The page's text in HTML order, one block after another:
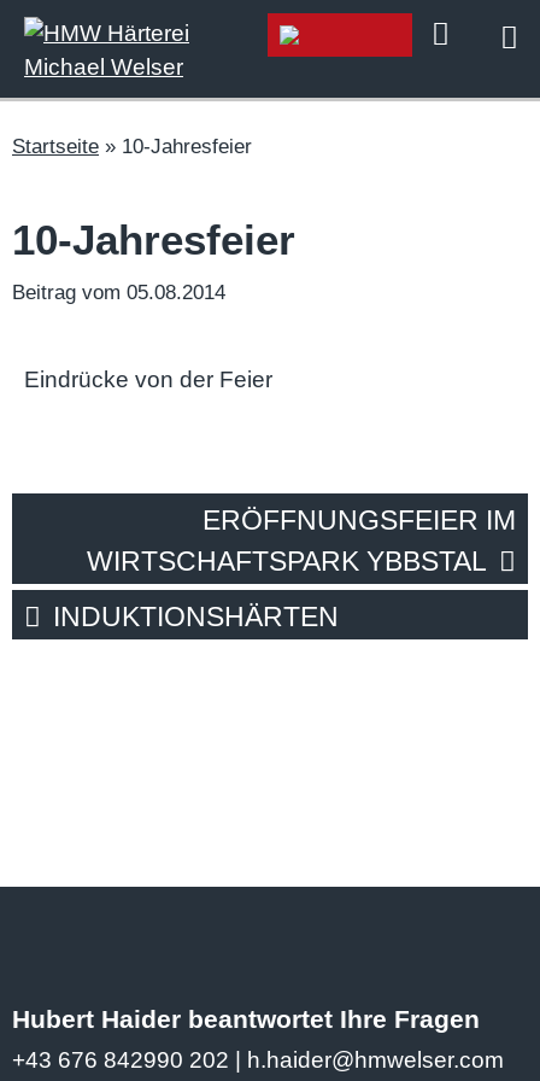
Startseite » 10-Jahresfeier
10-Jahresfeier
Beitrag vom 05.08.2014
Eindrücke von der Feier
ERÖFFNUNGSFEIER IM
WIRTSCHAFTSPARK YBBSTAL
INDUKTIONSHÄRTEN
Hubert Haider beantwortet Ihre Fragen
+43 676 842990 202 h.haider@hmwelser.com